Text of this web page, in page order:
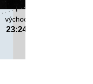
východ
23:24